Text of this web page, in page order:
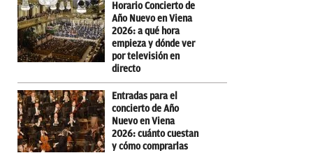
Horario Concierto de
Año Nuevo en Viena
2026: a qué hora
empieza y dónde ver
por televisión en
directo
Entradas para el
concierto de Año
Nuevo en Viena
2026: cuánto cuestan
y cómo comprarlas